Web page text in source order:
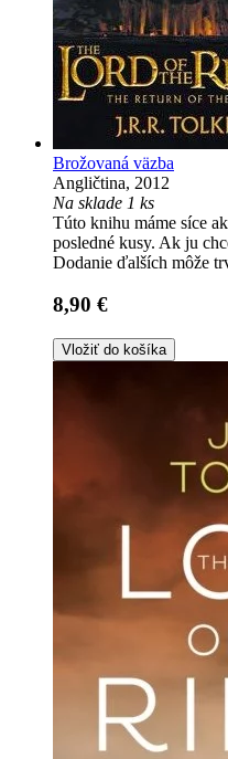
Brožovaná väzba
Angličtina, 2012
Na sklade 1 ks
Túto knihu máme síce
posledné kusy. Ak ju
Dodanie ďalších môže
8,90 €
Vložiť do košíka